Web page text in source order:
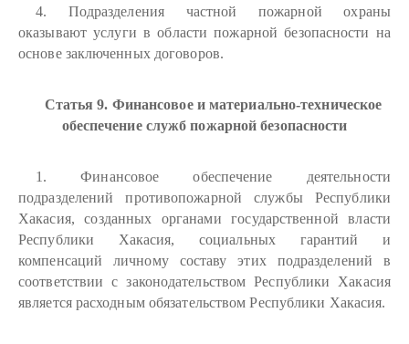
4. Подразделения частной пожарной охраны
оказывают услуги в области пожарной безопасности на
основе заключенных договоров.
Статья 9. Финансовое и материально-техническое
обеспечение служб пожарной безопасности
1. Финансовое обеспечение деятельности
подразделений противопожарной службы Республики
Хакасия, созданных органами государственной власти
Республики Хакасия, социальных гарантий и
компенсаций личному составу этих подразделений в
соответствии с законодательством Республики Хакасия
является расходным обязательством Республики Хакасия.